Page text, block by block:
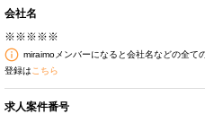
会社名
※※※※※
miraimoメンバーになると会社名などの全て
登録は こちら
求人案件番号